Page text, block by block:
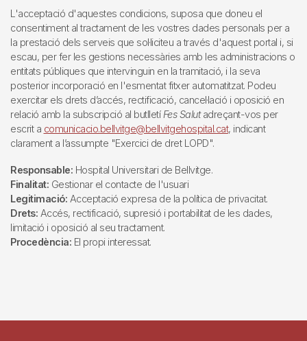
L'acceptació d'aquestes condicions, suposa que doneu el
consentiment al tractament de les vostres dades personals per a
la prestació dels serveis que sol·liciteu a través d'aquest portal i, si
escau, per fer les gestions necessàries amb les administracions o
entitats públiques que intervinguin en la tramitació, i la seva
posterior incorporació en l'esmentat fitxer automatitzat. Podeu
exercitar els drets d’accés, rectificació, cancel·lació i oposició en
relació amb la subscripció al butlletí Fes Salutadreçant-vos per
escrit a comunicacio.bellvitge@bellvitgehospital.cat, indicant
clarament a l’assumpte "Exercici de dret LOPD".
Responsable: Hospital Universitari de Bellvitge.
Finalitat: Gestionar el contacte de l'usuari
Legitimació: Acceptació expresa de la política de privacitat.
Drets: Accés, rectificació, supresió i portabilitat de les dades,
limitació i oposició al seu tractament.
Procedència: El propi interessat.